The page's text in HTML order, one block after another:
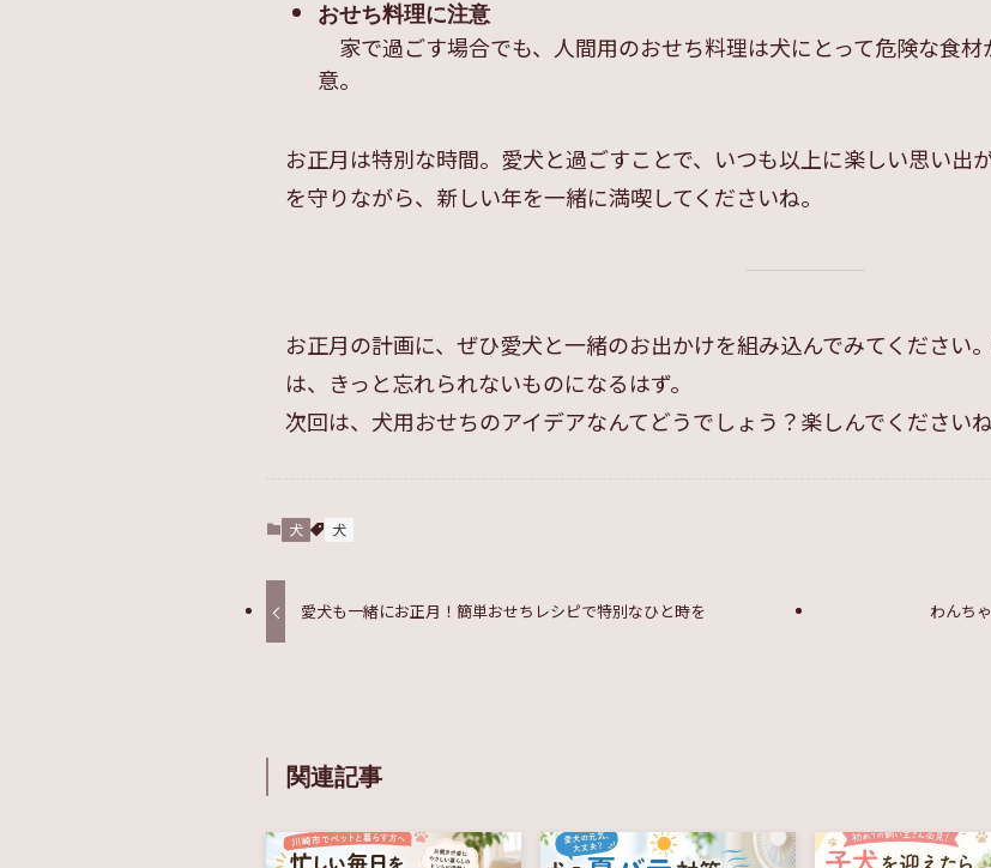
おせち料理に注意
家で過ごす場合でも、人間用のおせち料理は犬にとって危険な食
意。
お正月は特別な時間。愛犬と過ごすことで、いつも以上に楽しい思い出
を守りながら、新しい年を一緒に満喫してくださいね。
お正月の計画に、ぜひ愛犬と一緒のお出かけを組み込んでみてください
は、きっと忘れられないものになるはず。
次回は、犬用おせちのアイデアなんてどうでしょう？楽しんでくださいね
犬 犬
愛犬も一緒にお正月！簡単おせちレシピで特別なひと時を わんち
関連記事